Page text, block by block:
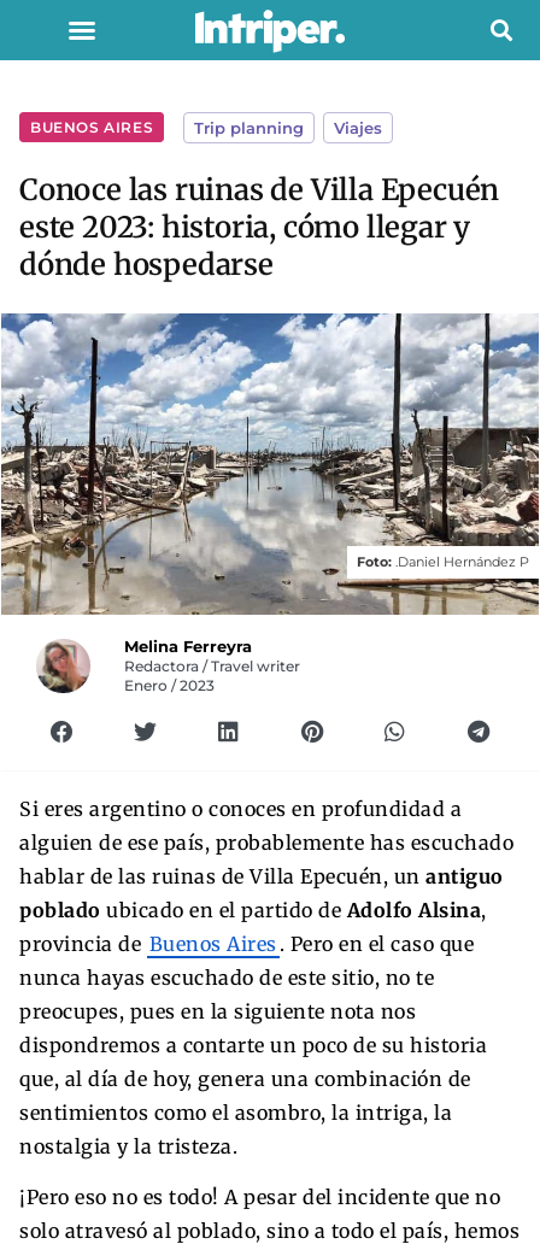
BUENOS AIRES Trip planning Viajes
Conoce las ruinas de Villa Epecuén
este 2023: historia, cómo llegar y
dónde hospedarse
Foto: .Daniel Hernández P
Melina Ferreyra
Redactora / Travel writer
Enero / 2023
Si eres argentino o conoces en profundidad a
alguien de ese país, probablemente has escuchado
hablar de las ruinas de Villa Epecuén, un antiguo
poblado ubicado en el partido de Adolfo Alsina,
provincia de Buenos Aires . Pero en el caso que
nunca hayas escuchado de este sitio, no te
preocupes, pues en la siguiente nota nos
dispondremos a contarte un poco de su historia
que, al día de hoy, genera una combinación de
sentimientos como el asombro, la intriga, la
nostalgia y la tristeza.
¡Pero eso no es todo! A pesar del incidente que no
solo atravesó al poblado, sino a todo el país, hemos